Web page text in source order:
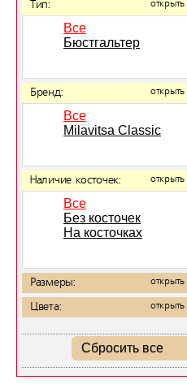
Тип: открыть
Все
Бюстгальтер
Бренд: открыть
Все
Milavitsa Classic
Наличие косточек: открыть
Все
Без косточек
На косточках
Размеры: открыть
Цвета: открыть
Сбросить все